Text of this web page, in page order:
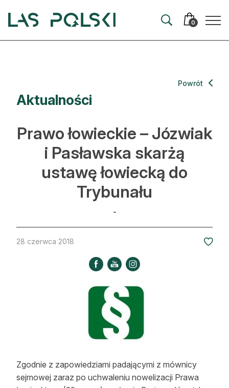
0
Artykuły
Hodowla lasu
Ochrona lasu
Nowe technologie
Strefa eksperta
Leśnik na zakupach
Lasy prywatne
Aktualności
Powrót
Prawo łowieckie – Józwiak
i Pasławska skarżą
ustawę łowiecką do
Trybunału
-
28 czerwca 2018
Zgodnie z zapowiedziami padającymi z mównicy
sejmowej zaraz po uchwaleniu nowelizacji Prawa